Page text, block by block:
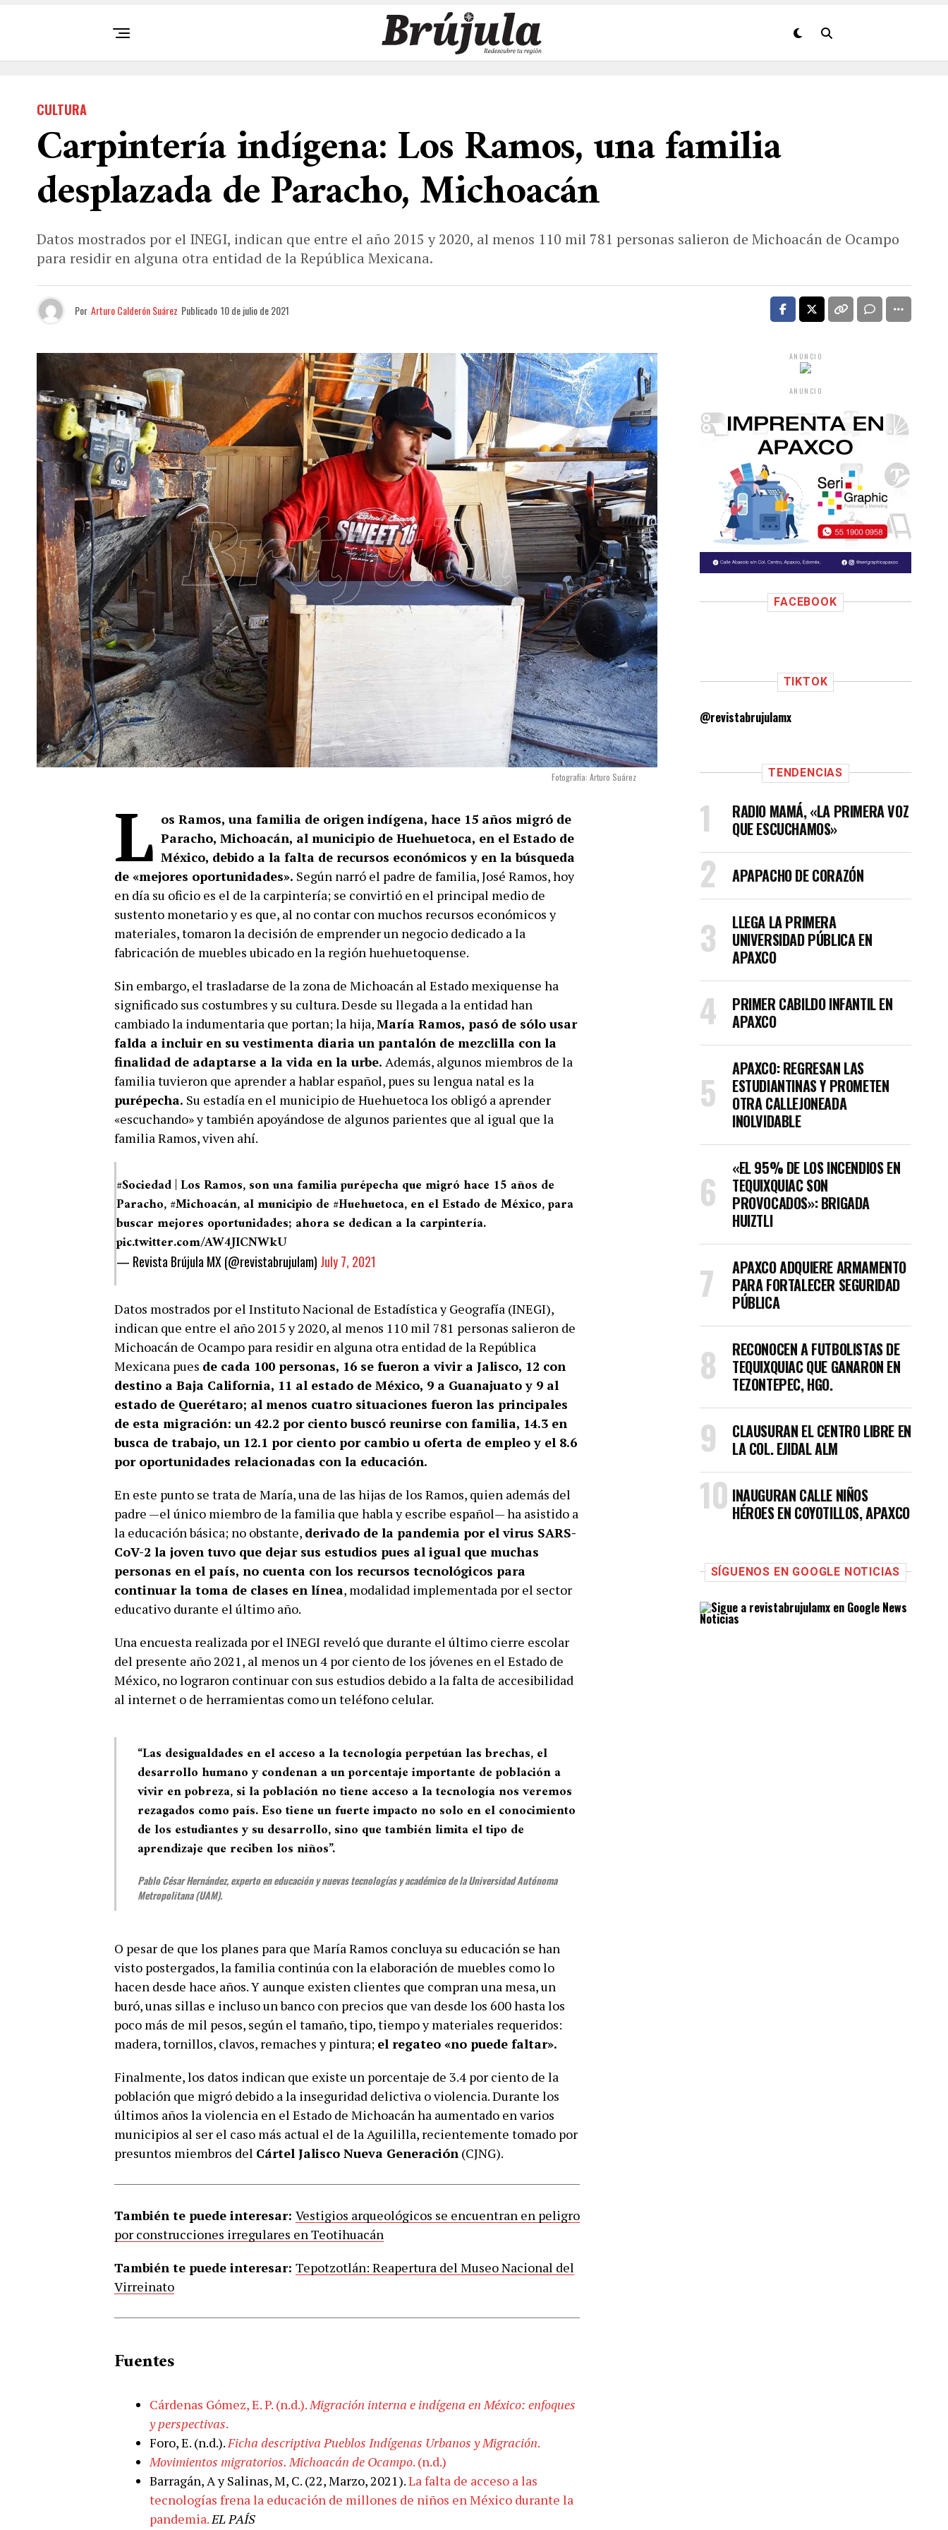
CULTURA
Carpintería indígena: Los Ramos, una familia
desplazada de Paracho, Michoacán
Datos mostrados por el INEGI, indican que entre el año 2015 y 2020, al menos 110 mil 781 personas salieron de Michoacán de Ocampo
para residir en alguna otra entidad de la República Mexicana.
Por Arturo Calderón Suárez Publicado 10 de julio de 2021
Fotografía: Arturo Suárez
L os Ramos, una familia de origen indígena, hace 15 años migró de
Paracho, Michoacán, al municipio de Huehuetoca, en el Estado de
México, debido a la falta de recursos económicos y en la búsqueda
de «mejores oportunidades». Según narró el padre de familia, José Ramos, hoy
en día su oficio es el de la carpintería; se convirtió en el principal medio de
sustento monetario y es que, al no contar con muchos recursos económicos y
materiales, tomaron la decisión de emprender un negocio dedicado a la
fabricación de muebles ubicado en la región huehuetoquense.
Sin embargo, el trasladarse de la zona de Michoacán al Estado mexiquense ha
significado sus costumbres y su cultura. Desde su llegada a la entidad han
cambiado la indumentaria que portan; la hija,María Ramos, pasó de sólo usar
falda a incluir en su vestimenta diaria un pantalón de mezclilla con la
finalidad de adaptarse a la vida en la urbe. Además, algunos miembros de la
familia tuvieron que aprender a hablar español, pues su lengua natal es la
purépecha. Su estadía en el municipio de Huehuetoca los obligó a aprender
«escuchando» y también apoyándose de algunos parientes que al igual que la
familia Ramos, viven ahí.
#Sociedad| Los Ramos, son una familia purépecha que migró hace 15 años de
Paracho,#Michoacán, al municipio de #Huehuetoca, en el Estado de México, para
buscar mejores oportunidades; ahora se dedican a la carpintería.
pic.twitter.com/AW4JICNWkU
— Revista Brújula MX (@revistabrujulam) July 7, 2021
Datos mostrados por el Instituto Nacional de Estadística y Geografía (INEGI),
indican que entre el año 2015 y 2020, al menos 110 mil 781 personas salieron de
Michoacán de Ocampo para residir en alguna otra entidad de la República
Mexicana pues de cada 100 personas, 16 se fueron a vivir a Jalisco, 12 con
destino a Baja California, 11 al estado de México, 9 a Guanajuato y 9 al
estado de Querétaro; al menos cuatro situaciones fueron las principales
de esta migración: un 42.2 por ciento buscó reunirse con familia, 14.3 en
busca de trabajo, un 12.1 por ciento por cambio u oferta de empleo y el 8.6
por oportunidades relacionadas con la educación.
En este punto se trata de María, una de las hijas de los Ramos, quien además del
padre —el único miembro de la familia que habla y escribe español— ha asistido a
la educación básica; no obstante, derivado de la pandemia por el virus SARS-
CoV-2 la joven tuvo que dejar sus estudios pues al igual que muchas
personas en el país, no cuenta con los recursos tecnológicos para
continuar la toma de clases en línea, modalidad implementada por el sector
educativo durante el último año.
Una encuesta realizada por el INEGI reveló que durante el último cierre escolar
del presente año 2021, al menos un 4 por ciento de los jóvenes en el Estado de
México, no lograron continuar con sus estudios debido a la falta de accesibilidad
al internet o de herramientas como un teléfono celular.
“Las desigualdades en el acceso a la tecnología perpetúan las brechas, el
desarrollo humano y condenan a un porcentaje importante de población a
vivir en pobreza, si la población no tiene acceso a la tecnología nos veremos
rezagados como país. Eso tiene un fuerte impacto no solo en el conocimiento
de los estudiantes y su desarrollo, sino que también limita el tipo de
aprendizaje que reciben los niños”.
Pablo César Hernández, experto en educación y nuevas tecnologías y académico de la Universidad Autónoma
Metropolitana (UAM).
O pesar de que los planes para que María Ramos concluya su educación se han
visto postergados, la familia continúa con la elaboración de muebles como lo
hacen desde hace años. Y aunque existen clientes que compran una mesa, un
buró, unas sillas e incluso un banco con precios que van desde los 600 hasta los
poco más de mil pesos, según el tamaño, tipo, tiempo y materiales requeridos:
madera, tornillos, clavos, remaches y pintura; el regateo «no puede faltar».
Finalmente, los datos indican que existe un porcentaje de 3.4 por ciento de la
población que migró debido a la inseguridad delictiva o violencia. Durante los
últimos años la violencia en el Estado de Michoacán ha aumentado en varios
municipios al ser el caso más actual el de la Aguililla, recientemente tomado por
presuntos miembros del Cártel Jalisco Nueva Generación (CJNG).
También te puede interesar: Vestigios arqueológicos se encuentran en peligro
por construcciones irregulares en Teotihuacán
También te puede interesar: Tepotzotlán: Reapertura del Museo Nacional del
Virreinato
Fuentes
Cárdenas Gómez, E. P. (n.d.). Migración interna e indígena en México: enfoques
y perspectivas.
Foro, E. (n.d.). Ficha descriptiva Pueblos Indígenas Urbanos y Migración.
Movimientos migratorios. Michoacán de Ocampo. (n.d.)
Barragán, A y Salinas, M, C. (22, Marzo, 2021).La falta de acceso a las
tecnologías frena la educación de millones de niños en México durante la
pandemia. EL PAÍS
ANUNCIO
ANUNCIO
FACEBOOK
TIKTOK
@revistabrujulamx
TENDENCIAS
RADIO MAMÁ, «LA PRIMERA VOZ
QUE ESCUCHAMOS»
APAPACHO DE CORAZÓN
LLEGA LA PRIMERA
UNIVERSIDAD PÚBLICA EN
APAXCO
PRIMER CABILDO INFANTIL EN
APAXCO
APAXCO: REGRESAN LAS
ESTUDIANTINAS Y PROMETEN
OTRA CALLEJONEADA
INOLVIDABLE
«EL 95% DE LOS INCENDIOS EN
TEQUIXQUIAC SON
PROVOCADOS»: BRIGADA
HUIZTLI
APAXCO ADQUIERE ARMAMENTO
PARA FORTALECER SEGURIDAD
PÚBLICA
RECONOCEN A FUTBOLISTAS DE
TEQUIXQUIAC QUE GANARON EN
TEZONTEPEC, HGO.
CLAUSURAN EL CENTRO LIBRE EN
LA COL. EJIDAL ALM
INAUGURAN CALLE NIÑOS
HÉROES EN COYOTILLOS, APAXCO
SÍGUENOS EN GOOGLE NOTICIAS